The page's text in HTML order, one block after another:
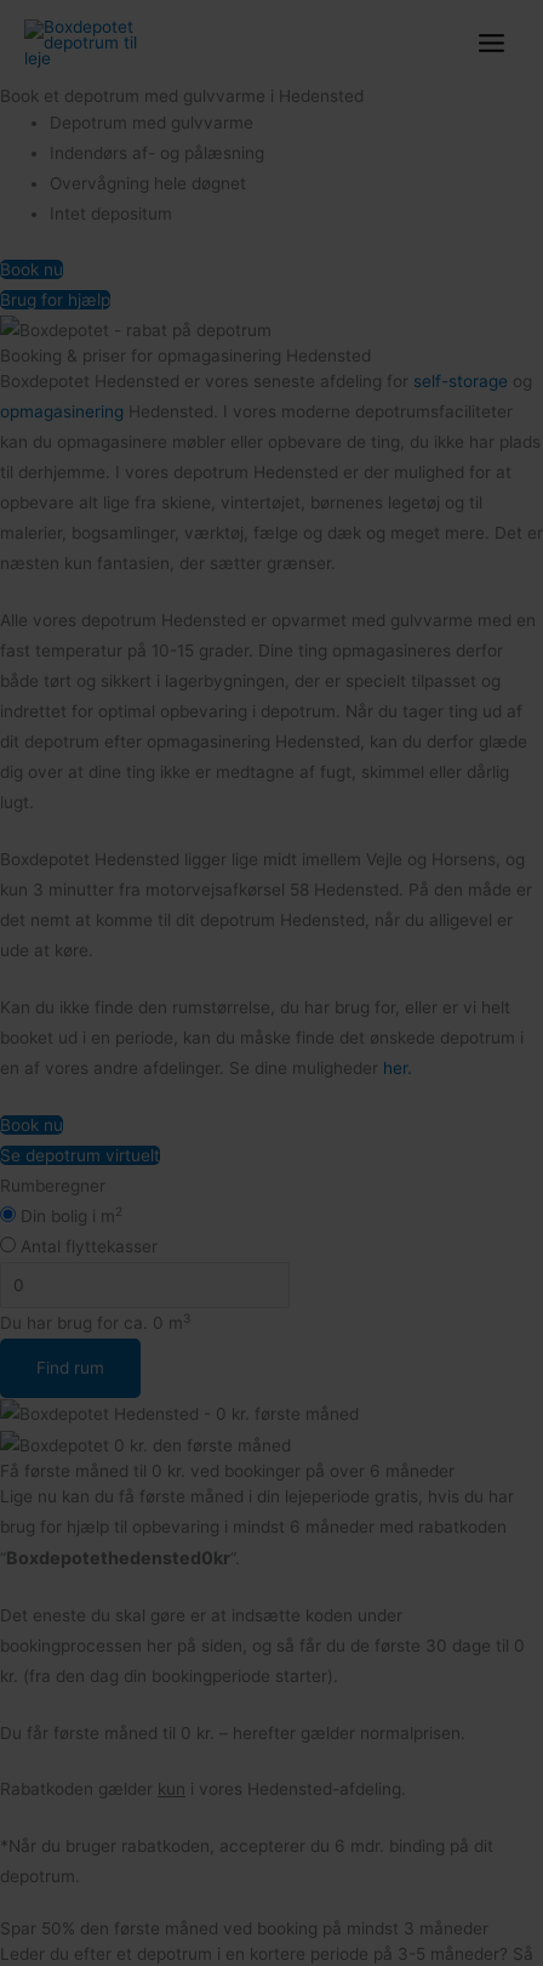
indholdet
Book et depotrum med gulvvarme i Hedensted
Depotrum med gulvvarme
Indendørs af- og pålæsning
Overvågning hele døgnet
Intet depositum
Book nu
Brug for hjælp
Booking & priser for opmagasinering Hedensted
Boxdepotet Hedensted er vores seneste afdeling for self-storage og
opmagasinering Hedensted. I vores moderne depotrumsfaciliteter
kan du opmagasinere møbler eller opbevare de ting, du ikke har plads
til derhjemme. I vores depotrum Hedensted er der mulighed for at
opbevare alt lige fra skiene, vintertøjet, børnenes legetøj og til
malerier, bogsamlinger, værktøj, fælge og dæk og meget mere. Det er
næsten kun fantasien, der sætter grænser.
Alle vores depotrum Hedensted er opvarmet med gulvvarme med en
fast temperatur på 10-15 grader. Dine ting opmagasineres derfor
både tørt og sikkert i lagerbygningen, der er specielt tilpasset og
indrettet for optimal opbevaring i depotrum. Når du tager ting ud af
dit depotrum efter opmagasinering Hedensted, kan du derfor glæde
dig over at dine ting ikke er medtagne af fugt, skimmel eller dårlig
lugt.
Boxdepotet Hedensted ligger lige midt imellem Vejle og Horsens, og
kun 3 minutter fra motorvejsafkørsel 58 Hedensted. På den måde er
det nemt at komme til dit depotrum Hedensted, når du alligevel er
ude at køre.
Kan du ikke finde den rumstørrelse, du har brug for, eller er vi helt
booket ud i en periode, kan du måske finde det ønskede depotrum i
en af vores andre afdelinger. Se dine muligheder her.
Book nu
Se depotrum virtuelt
Rumberegner
Din bolig i m2
Antal flyttekasser
Du har brug for ca. 0 m3
Få første måned til 0 kr. ved bookinger på over 6 måneder
Lige nu kan du få første måned i din lejeperiode gratis, hvis du har
brug for hjælp til opbevaring i mindst 6 måneder med rabatkoden
“Boxdepotethedensted0kr“.
Det eneste du skal gøre er at indsætte koden under
bookingprocessen her på siden, og så får du de første 30 dage til 0
kr. (fra den dag din bookingperiode starter).
Du får første måned til 0 kr. – herefter gælder normalprisen.
Rabatkoden gælder kun i vores Hedensted-afdeling.
*Når du bruger rabatkoden, accepterer du 6 mdr. binding på dit
depotrum.
Spar 50% den første måned ved booking på mindst 3 måneder
Leder du efter et depotrum i en kortere periode på 3-5 måneder? Så